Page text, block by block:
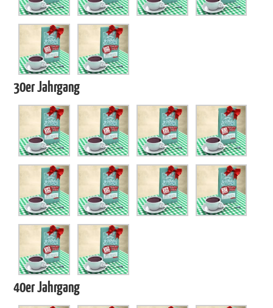
30er Jahrgang
40er Jahrgang